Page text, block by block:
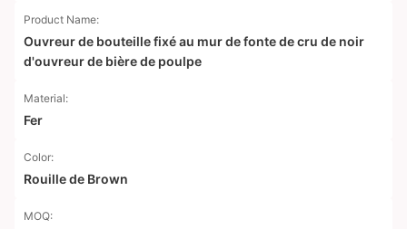
Product Name:
Ouvreur de bouteille fixé au mur de fonte de cru de noir
d'ouvreur de bière de poulpe
Material:
Fer
Color:
Rouille de Brown
MOQ: